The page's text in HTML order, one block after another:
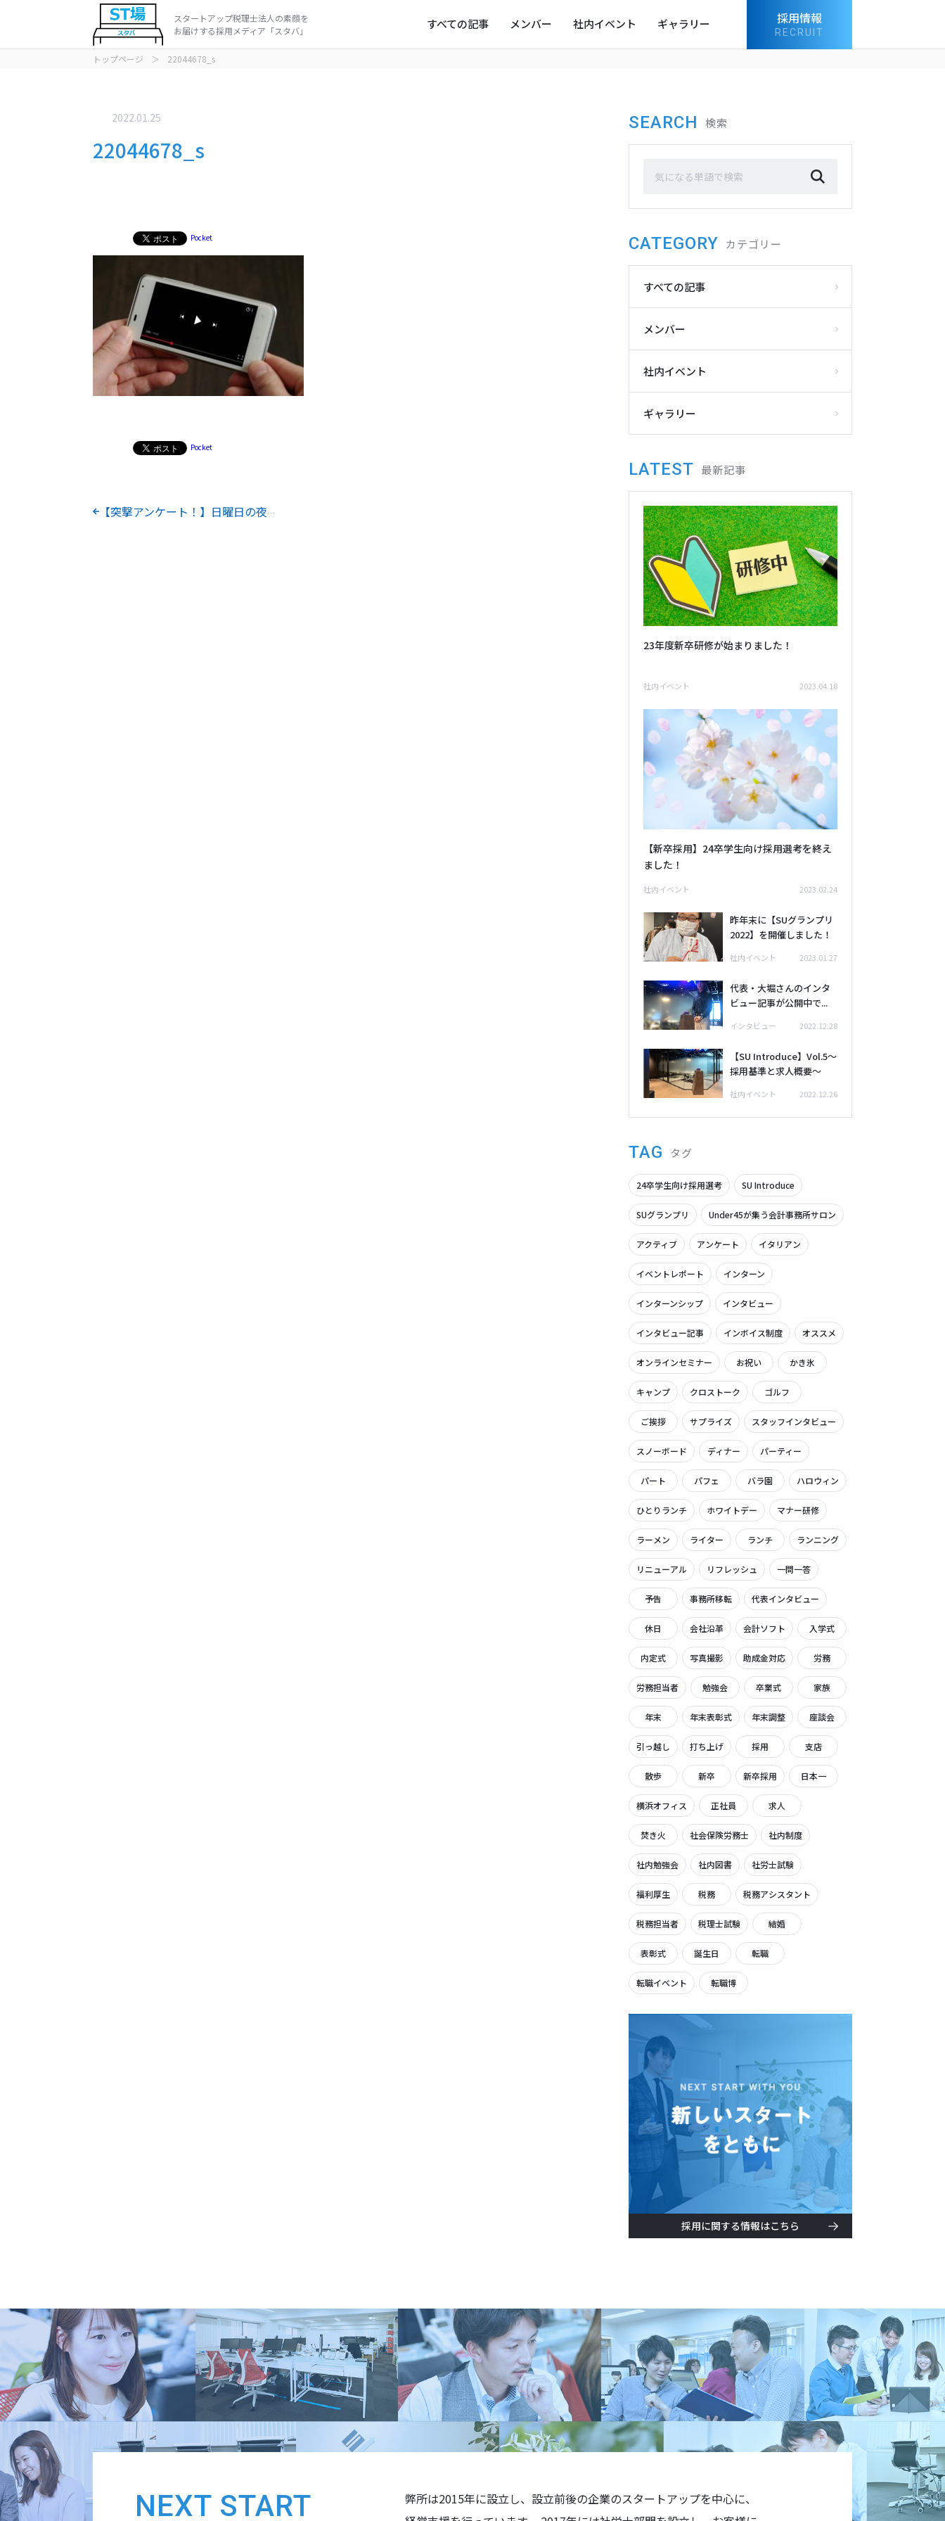
スタートアップ税理士法人の素顔を
お届けする採用メディア「スタバ」
すべての記事 メンバー 社内イベント ギャラリー 採用情報
RECRUIT
トップページ ＞ 22044678_s
2022.01.25
22044678_s
Pocket
Pocket
【突撃アンケート！】日曜日の夜ってどう過ごしてる？
SEARCH 検索
CATEGORY カテゴリー
すべての記事
メンバー
社内イベント
ギャラリー
LATEST 最新記事
23年度新卒研修が始まりました！
社内イベント 2023.04.18
【新卒採用】24卒学生向け採用選考を終え
ました！
社内イベント 2023.02.24
昨年末に【SUグランプリ
2022】を開催しました！
社内イベント 2023.01.27
代表・大堀さんのインタ
ビュー記事が公開中で...
インタビュー 2022.12.28
【SU Introduce】Vol.5～
採用基準と求人概要～
社内イベント 2022.12.26
TAG タグ
24卒学生向け採用選考 SU Introduce
SUグランプリ Under45が集う会計事務所サロン
アクティブ アンケート イタリアン
イベントレポート インターン
インターンシップ インタビュー
インタビュー記事 インボイス制度 オススメ
オンラインセミナー お祝い かき氷
キャンプ クロストーク ゴルフ
ご挨拶 サプライズ スタッフインタビュー
スノーボード ディナー パーティー
パート パフェ バラ園 ハロウィン
ひとりランチ ホワイトデー マナー研修
ラーメン ライター ランチ ランニング
リニューアル リフレッシュ 一問一答
予告 事務所移転 代表インタビュー
休日 会社沿革 会計ソフト 入学式
内定式 写真撮影 助成金対応 労務
労務担当者 勉強会 卒業式 家族
年末 年末表彰式 年末調整 座談会
引っ越し 打ち上げ 採用 支店
散歩 新卒 新卒採用 日本一
横浜オフィス 正社員 求人
焚き火 社会保険労務士 社内制度
社内勉強会 社内図書 社労士試験
福利厚生 税務 税務アシスタント
税務担当者 税理士試験 結婚
表彰式 誕生日 転職
転職イベント 転職博
採用に関する情報はこちら
NEXT START
弊所は2015年に設立し、設立前後の企業のスタートアップを中心に、